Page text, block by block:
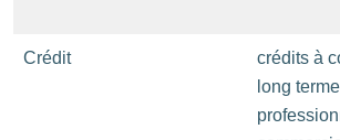
Crédit
crédits à
long